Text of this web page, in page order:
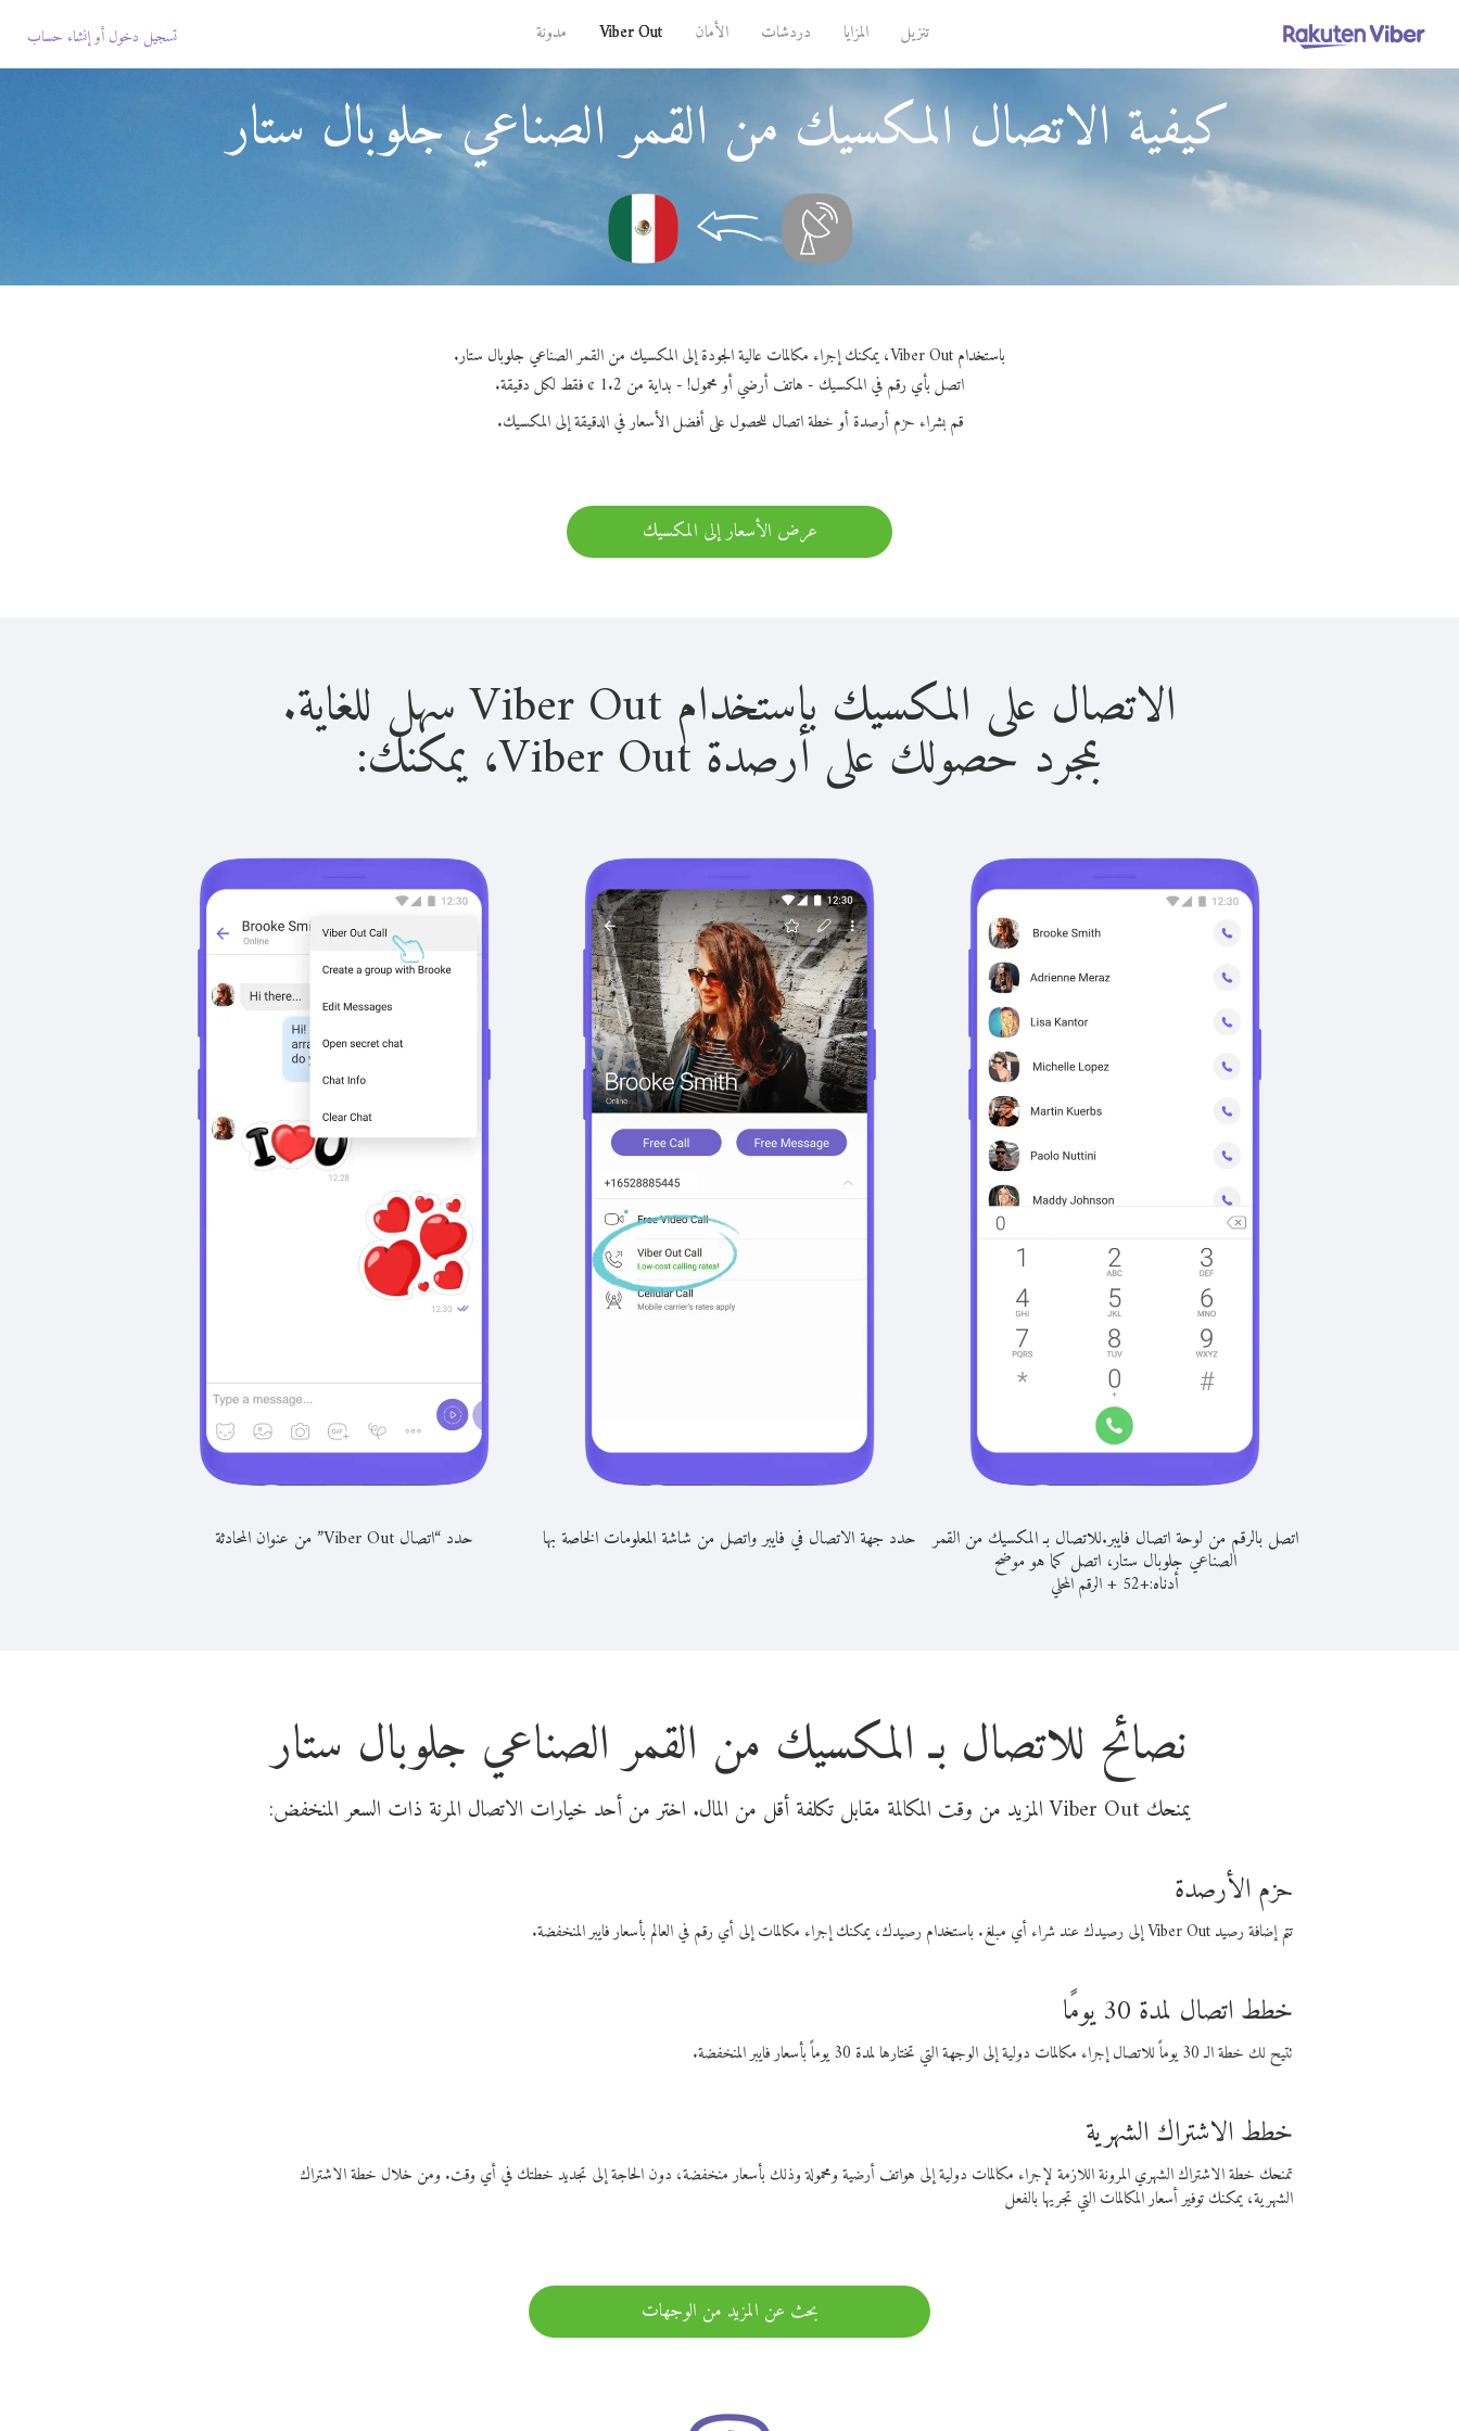
تنزيل المزايا دردشات الأمان Viber Out مدونة تسجيل دخول أوإنشاء حساب
كيفية الاتصال المكسيك من القمر الصناعي جلوبال ستار
باستخدام Viber Out، يمكنك إجراء مكالمات عالية الجودة إلى المكسيك من القمر الصناعي جلوبال ستار.
اتصل بأي رقم في المكسيك - هاتف أرضي أو محمول! - بداية من 1.2 ¢ فقط لكل دقيقة.
قم بشراء حزم أرصدة أو خطة اتصال للحصول على أفضل الأسعار في الدقيقة إلى المكسيك.
عرض الأسعار إلى المكسيك
الاتصال على المكسيك باستخدام Viber Out سهل للغاية.
بمجرد حصولك على أرصدة Viber Out، يمكنك:
اتصل بالرقم من لوحة اتصال فايبر.للاتصال بـ المكسيك من القمر
الصناعي جلوبال ستار، اتصل كما هو موضح
أدناه:+
52
+الرقم المحلي
حدد جهة الاتصال في فايبر واتصل من شاشة المعلومات الخاصة بها حدد “اتصال Viber Out” من عنوان المحادثة
نصائح للاتصال بـ المكسيك من القمر الصناعي جلوبال ستار
يمنحك Viber Out المزيد من وقت المكالمة مقابل تكلفة أقل من المال. اختر من أحد خيارات الاتصال المرنة ذات السعر المنخفض:
حزم الأرصدة
تتم إضافة رصيد Viber Out إلى رصيدك عند شراء أي مبلغ. باستخدام رصيدك، يمكنك إجراء مكالمات إلى أي رقم في العالم بأسعار فايبر المنخفضة.
خطط اتصال لمدة 30 يومًا
تتيح لك خطة الـ 30 يوماً للاتصال إجراء مكالمات دولية إلى الوجهة التي تختارها لمدة 30 يوماً بأسعار فايبر المنخفضة.
خطط الاشتراك الشهرية
تمنحك خطة الاشتراك الشهري المرونة اللازمة لإجراء مكالمات دولية إلى هواتف أرضية ومحمولة وذلك بأسعار منخفضة، دون الحاجة إلى تجديد خطتك في أي وقت. ومن خلال خطة الاشتراك
الشهرية، يمكنك توفير أسعار المكالمات التي تجريها بالفعل
بحث عن المزيد من الوجهات